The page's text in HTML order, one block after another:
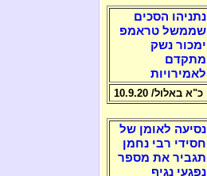
נתניהו הסכים
שממשל טראמפ
ימכור נשק
מתקדם
לאמירויות
כ"א באלול/ 10.9.20
נסיעה לאומן של
חסידי רבי נחמן
תגביר את מספר
נפגעי נגיף